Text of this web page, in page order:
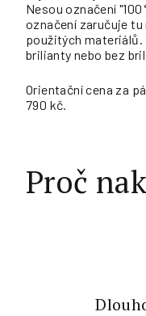
Nesou označení
označení zaručuje
použitých materiálů.
brilianty nebo bez
Orientační cena za
790 kč.
Proč